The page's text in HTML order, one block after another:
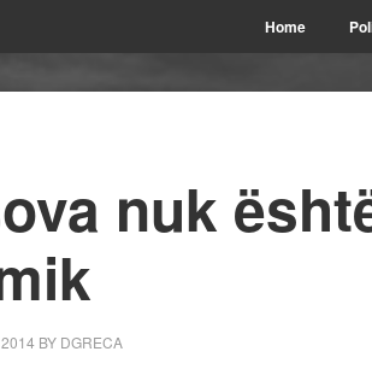
Home
nuk
BY DGRECA